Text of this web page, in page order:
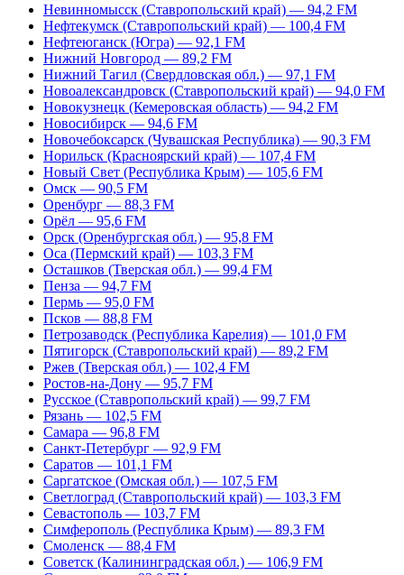
Невинномысск (Ставропольский край) — 94,2 FM
Нефтекумск (Ставропольский край) — 100,4 FM
Нефтеюганск (Югра) — 92,1 FM
Нижний Новгород — 89,2 FM
Нижний Тагил (Свердловская обл.) — 97,1 FM
Новоалександровск (Ставропольский край) — 94,0 FM
Новокузнецк (Кемеровская область) — 94,2 FM
Новосибирск — 94,6 FM
Новочебоксарск (Чувашская Республика) — 90,3 FM
Норильск (Красноярский край) — 107,4 FM
Новый Свет (Республика Крым) — 105,6 FM
Омск — 90,5 FM
Оренбург — 88,3 FM
Орёл — 95,6 FM
Орск (Оренбургская обл.) — 95,8 FM
Оса (Пермский край) — 103,3 FM
Осташков (Тверская обл.) — 99,4 FM
Пенза — 94,7 FM
Пермь — 95,0 FM
Псков — 88,8 FM
Петрозаводск (Республика Карелия) — 101,0 FM
Пятигорск (Ставропольский край) — 89,2 FM
Ржев (Тверская обл.) — 102,4 FM
Ростов-на-Дону — 95,7 FM
Русское (Ставропольский край) — 99,7 FM
Рязань — 102,5 FM
Самара — 96,8 FM
Санкт-Петербург — 92,9 FM
Саратов — 101,1 FM
Саргатское (Омская обл.) — 107,5 FM
Светлоград (Ставропольский край) — 103,3 FM
Севастополь — 103,7 FM
Симферополь (Республика Крым) — 89,3 FM
Смоленск — 88,4 FM
Советск (Калининградская обл.) — 106,9 FM